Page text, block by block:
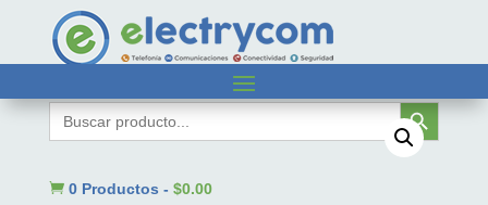
Buscar: Botón de búsqueda
 0 Productos - $0.00
/ IMOU MOTION DETECTOR